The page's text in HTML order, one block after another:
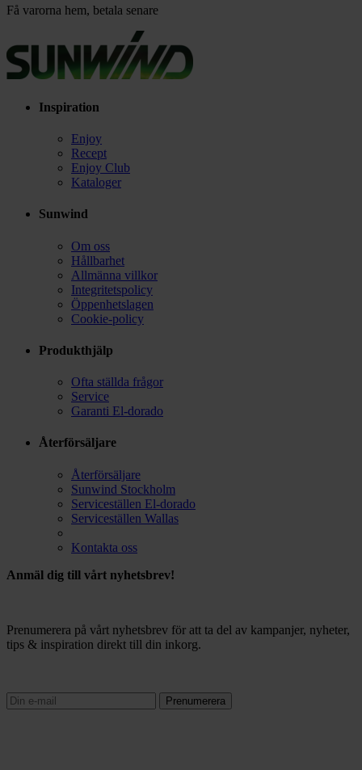
Få varorna hem, betala senare
Inspiration
Enjoy
Recept
Enjoy Club
Kataloger
Sunwind
Om oss
Hållbarhet
Allmänna villkor
Integritetspolicy
Öppenhetslagen
Cookie-policy
Produkthjälp
Ofta ställda frågor
Service
Garanti El-dorado
Återförsäljare
Återförsäljare
Sunwind Stockholm
Serviceställen El-dorado
Serviceställen Wallas
Kontakta oss
Anmäl dig till vårt nyhetsbrev!
Prenumerera på vårt nyhetsbrev för att ta del av kampanjer, nyheter,
tips & inspiration direkt till din inkorg.
Prenumerera